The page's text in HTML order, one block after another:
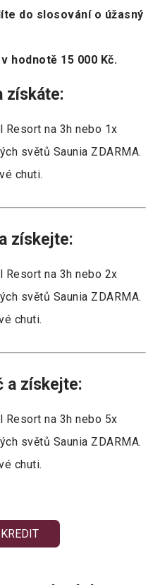
do slosování o úžasný
hodnotě 15 000 Kč.
získáte:
Resort na 3h nebo 1x
světů Saunia ZDARMA.
chuti.
získejte:
Resort na 3h nebo 2x
světů Saunia ZDARMA.
chuti.
a získejte:
Resort na 3h nebo 5x
světů Saunia ZDARMA.
chuti.